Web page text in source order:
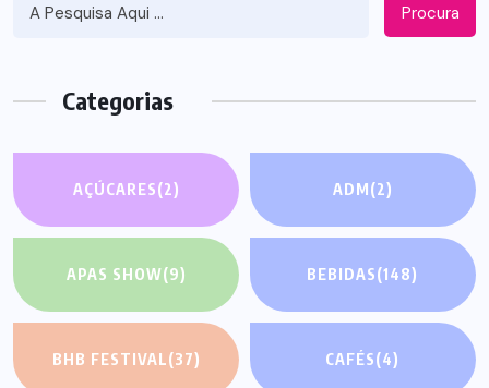
Procura
Categorias
AÇÚCARES(2) ADM (2)
APAS SHOW(9) BEBIDAS(148)
BHB FESTIVAL(37) CAFÉS(4)